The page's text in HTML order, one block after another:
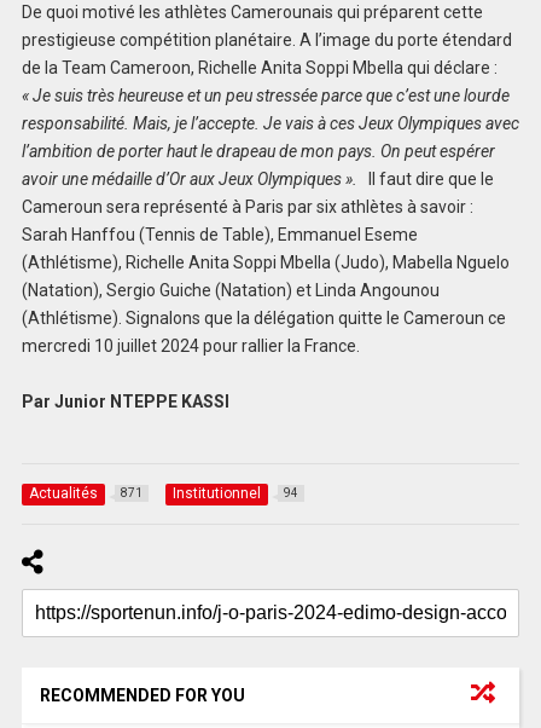
De quoi motivé les athlètes Camerounais qui préparent cette
prestigieuse compétition planétaire. A l’image du porte étendard
de la Team Cameroon, Richelle Anita Soppi Mbella qui déclare :
« Je suis très heureuse et un peu stressée parce que c’est une lourde
responsabilité. Mais, je l’accepte. Je vais à ces Jeux Olympiques avec
l’ambition de porter haut le drapeau de mon pays. On peut espérer
avoir une médaille d’Or aux Jeux Olympiques ».
Il faut dire que le
Cameroun sera représenté à Paris par six athlètes à savoir :
Sarah Hanffou (Tennis de Table), Emmanuel Eseme
(Athlétisme), Richelle Anita Soppi Mbella (Judo), Mabella Nguelo
(Natation), Sergio Guiche (Natation) et Linda Angounou
(Athlétisme). Signalons que la délégation quitte le Cameroun ce
mercredi 10 juillet 2024 pour rallier la France.
Par Junior NTEPPE KASSI
Actualités 871 Institutionnel 94
RECOMMENDED FOR YOU